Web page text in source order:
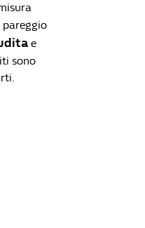
pareggio
e
sono